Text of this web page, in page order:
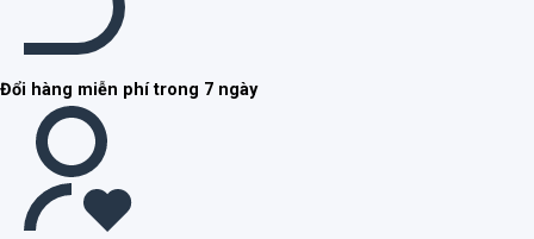
Đổi hàng miễn phí trong 7 ngày